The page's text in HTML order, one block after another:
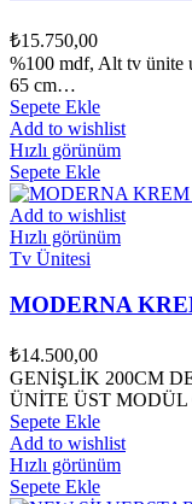
₺15.750,00
%100 mdf, Alt tv ünite
65 cm…
Sepete Ekle
Add to wishlist
Hızlı görünüm
Sepete Ekle
Add to wishlist
Hızlı görünüm
Tv Ünitesi
MODERNA
₺14.500,00
GENİŞLİK 200CM
ÜNİTE ÜST
Sepete Ekle
Add to wishlist
Hızlı görünüm
Sepete Ekle